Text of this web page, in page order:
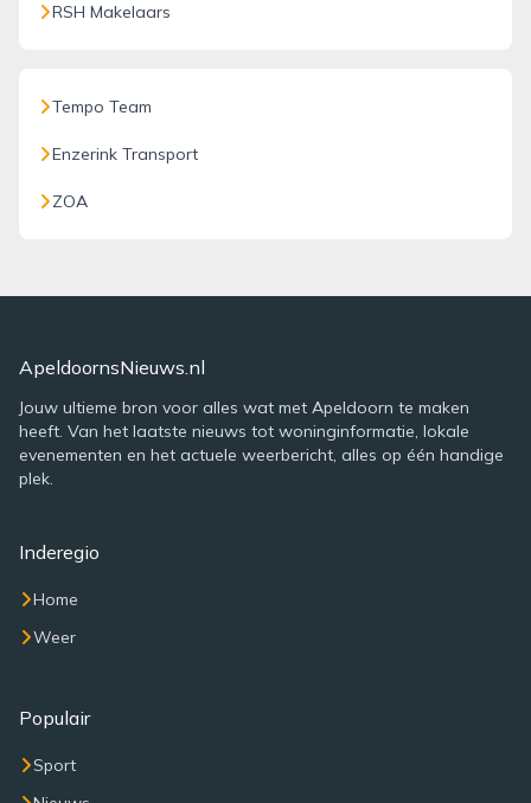
RSH Makelaars
Tempo Team
Enzerink Transport
ZOA
ApeldoornsNieuws.nl
Jouw ultieme bron voor alles wat met Apeldoorn te maken
heeft. Van het laatste nieuws tot woninginformatie, lokale
evenementen en het actuele weerbericht, alles op één handige
plek.
Inderegio
Home
Weer
Populair
Sport